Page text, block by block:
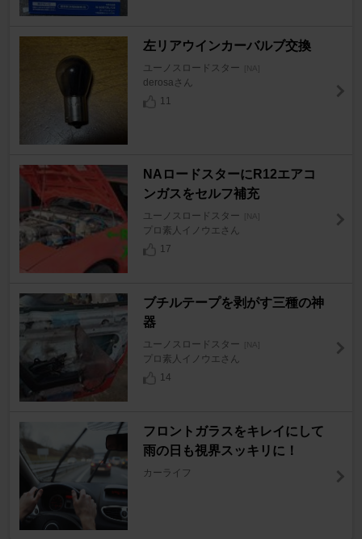
左リアウインカーバルブ交換
ユーノスロードスター [NA]
derosaさん
11
NAロードスターにR12エアコ
ンガスをセルフ補充
ユーノスロードスター [NA]
プロ素人イノウエさん
17
ブチルテープを剥がす三種の神
器
ユーノスロードスター [NA]
プロ素人イノウエさん
14
フロントガラスをキレイにして
雨の日も視界スッキリに！
カーライフ